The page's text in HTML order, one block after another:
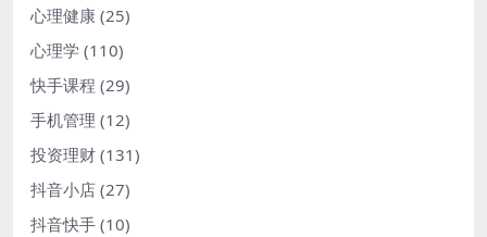
心理健康 (25)
心理学 (110)
快手课程 (29)
手机管理 (12)
投资理财 (131)
抖音小店 (27)
抖音快手 (10)